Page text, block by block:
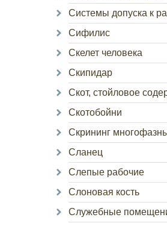
Системы допуска к
Сифилис
Скелет человека
Скипидар
Скот, стойловое
Скотобойни
Скрининг
Сланец
Слепые рабочие
Слоновая кость
Служебные